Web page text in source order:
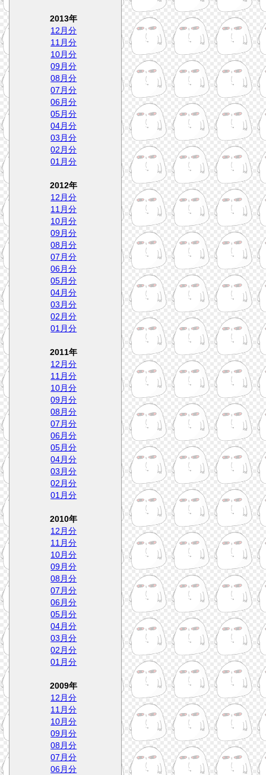
2013年
12月分
11月分
10月分
09月分
08月分
07月分
06月分
05月分
04月分
03月分
02月分
01月分
2012年
12月分
11月分
10月分
09月分
08月分
07月分
06月分
05月分
04月分
03月分
02月分
01月分
2011年
12月分
11月分
10月分
09月分
08月分
07月分
06月分
05月分
04月分
03月分
02月分
01月分
2010年
12月分
11月分
10月分
09月分
08月分
07月分
06月分
05月分
04月分
03月分
02月分
01月分
2009年
12月分
11月分
10月分
09月分
08月分
07月分
06月分